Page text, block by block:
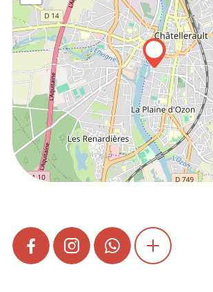
FACEBOOKINSTAGRAMWHATSAPPSHOW MORE